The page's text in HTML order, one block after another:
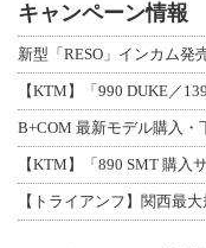
キャンペーン情報
【KTM】「990 DUKE／
【KTM】「890 SMT 購入